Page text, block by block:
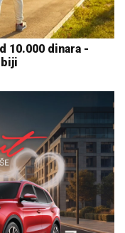
10.000 dinara -